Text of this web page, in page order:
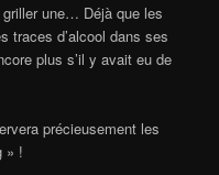
griller une… Déjà que les
traces d’alcool dans ses
plus s’il y avait eu de
précieusement les
» !